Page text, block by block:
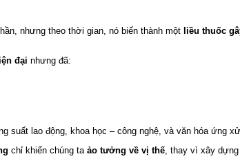
nhưng theo thời gian, nó biến thành một liều thuốc
đại nhưng đã:
lao động, khoa học – công nghệ, và văn hóa ứng
chỉ khiến chúng ta ảo tưởng về vị thế , thay vì xây